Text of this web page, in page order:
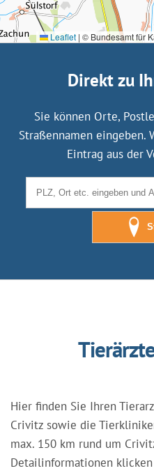
Leaflet | © Bundesamt für
Direkt zu
Sie können Orte,
Straßennamen eingeben.
Eintrag aus der
Hier finden Sie Ihren
Crivitz sowie die
max. 150 km rund um
Detailinformationen